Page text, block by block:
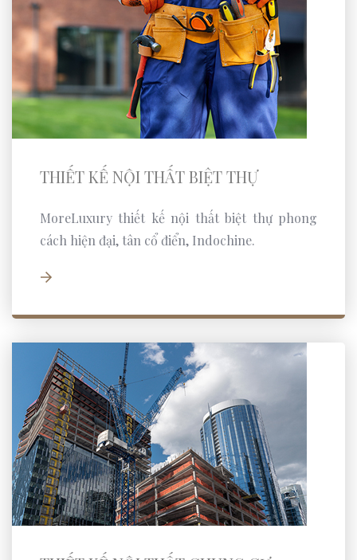
THIẾT KẾ NỘI THẤT BIỆT THỰ
MoreLuxury thiết kế nội thất biệt thự phong
cách hiện đại, tân cổ điển, Indochine.